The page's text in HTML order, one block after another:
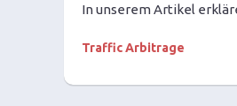
In unserem Artikel
Business und Traffic-
Erfahren Sie, wie Sie
Kombination von
einen hohen ROI nutzen!
Traffic Arbitrage